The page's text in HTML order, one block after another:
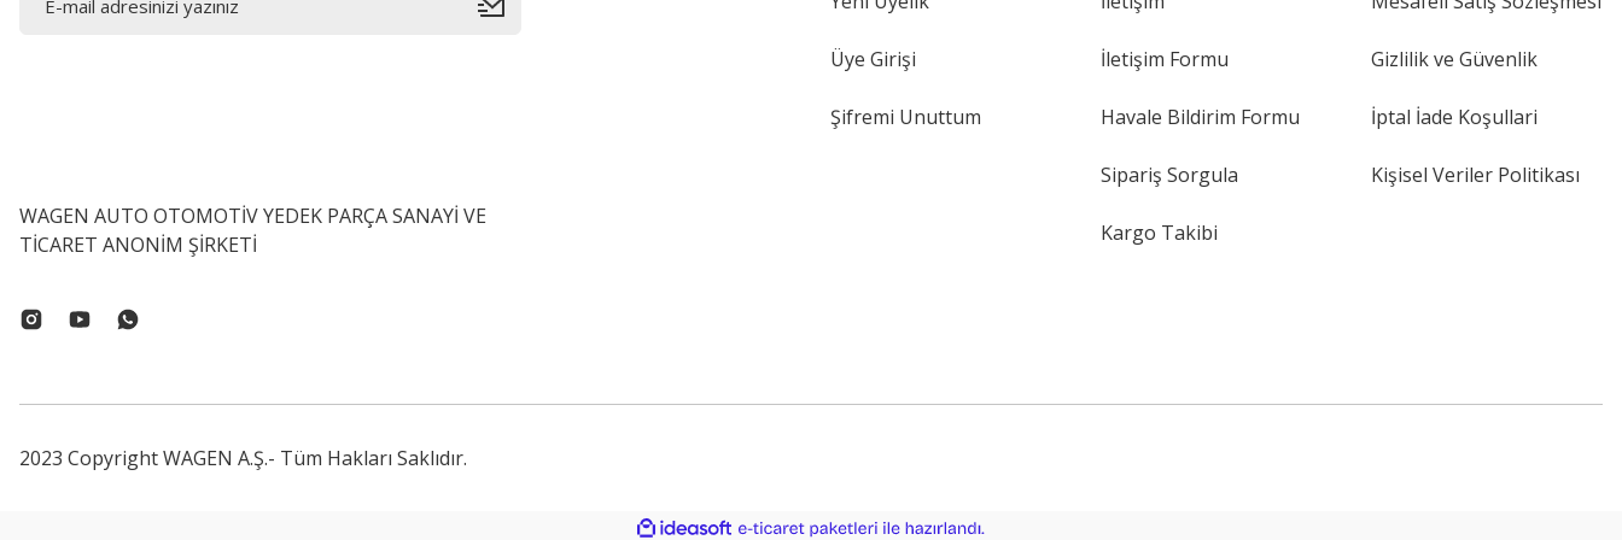
WAGEN AUTO OTOMOTİV YEDEK PARÇA SANAYİ VE
TİCARET ANONİM ŞİRKETİ
Üye Girişi
Şifremi Unuttum
İletişim Formu
Havale Bildirim Formu
Sipariş Sorgula
Kargo Takibi
Gizlilik ve Güvenlik
İptal İade Koşullari
Kişisel Veriler Politikası
2023 Copyright WAGEN A.Ş.- Tüm Hakları Saklıdır.
ideasoft e-